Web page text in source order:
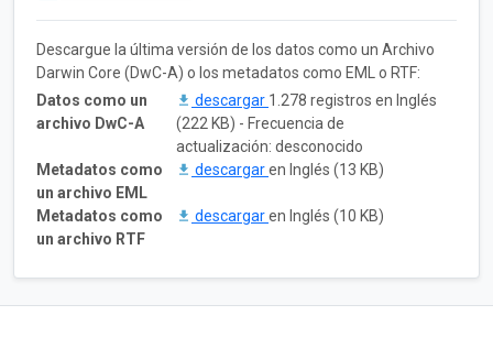
Descargue la última versión de los datos como un Archivo
Darwin Core (DwC-A) o los metadatos como EML o RTF:
Datos como un
archivo DwC-A
descargar 1.278 registros en Inglés
(222 KB) - Frecuencia de
actualización: desconocido
Metadatos como
un archivo EML
descargaren Inglés (13 KB)
Metadatos como
un archivo RTF
descargaren Inglés (10 KB)